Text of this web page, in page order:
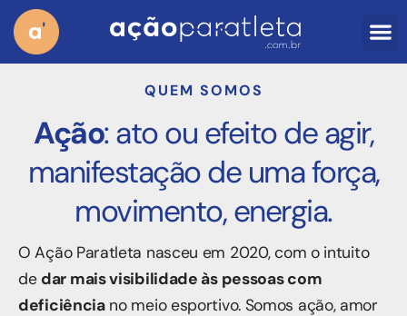
QUEM SOMOS
Ação: ato ou efeito de agir,
manifestação de uma força,
movimento, energia.
O Ação Paratleta nasceu em 2020, com o intuito
de dar mais visibilidade às pessoas com
deficiênciano meio esportivo. Somos ação, amor